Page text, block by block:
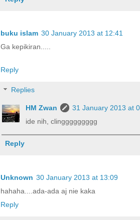
buku islam 30 January 2013 at 12:41
Ga kepikiran.....
Reply
Replies
HM Zwan
31 January 2013 at
ide nih, clinggggggggg
Reply
Unknown 30 January 2013 at 13:09
hahaha....ada-ada aj nie kaka
Reply